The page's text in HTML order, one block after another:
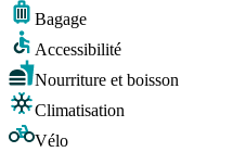
Bagage
Accessibilité
Nourriture et boisson
Climatisation
Vélo